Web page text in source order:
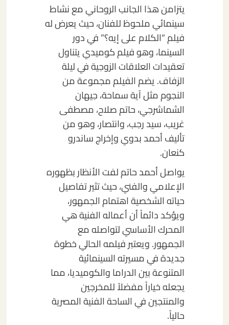
يتزامن هذا الجانب الروحاني مع نشاط
سينمائي ملحوظ للفنان، حيث يعرض له
فيلم “الكلام على إيه؟” في دور
السينما، وهو فيلم كوميدي يتناول
تعقيدات العلاقات الزوجية في ليلة
الزفاف. يضم الفيلم مجموعة من
النجوم مثل آية سماحة، جيهان
الشماشرجي، حاتم صلاح، مصطفى
غريب، سيد رجب، وانتصار، وهو من
تأليف أحمد بدوي وإخراج ساندرو
كنعان.
يواصل أحمد حاتم لفت الأنظار بظهوره
الإعلامي والفني، حيث تثير تفاصيل
حياته الشخصية اهتمام الجمهور،
ويؤكد دائماً أن أعماله الفنية هي
المحرك الأساسي لتواصله مع
الجمهور. ويعتبر فيلمه الحالي خطوة
جديدة في مسيرته السينمائية
المتنوعة بين الدراما والكوميديا، مما
يجعله خياراً مفضلاً للمخرجين
والمنتجين في الساحة الفنية المصرية
حالياً.